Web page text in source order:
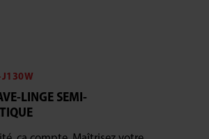
LINGE SEMI-